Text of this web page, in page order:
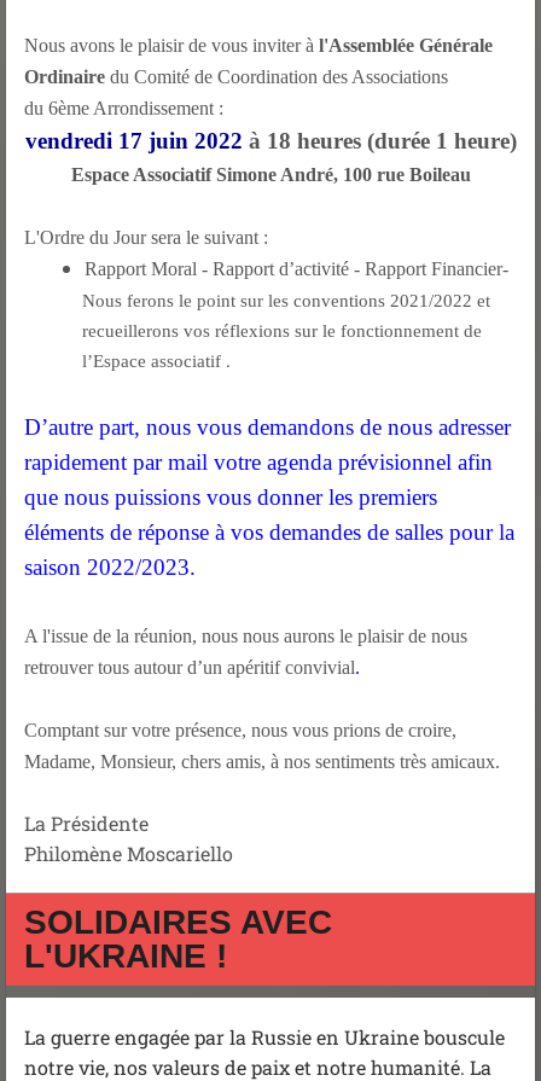
Nous avons le plaisir de vous inviter à l'Assemblée Générale
Ordinaire du Comité de Coordination des Associations
du 6ème Arrondissement :
vendredi 17 juin 2022 à 18 heures (durée 1 heure)
Espace Associatif Simone André, 100 rue Boileau
L'Ordre du Jour sera le suivant :
Rapport Moral - Rapport d’activité - Rapport Financier-
Nous ferons le point sur les conventions 2021/2022 et
recueillerons vos réflexions sur le fonctionnement de
l’Espace associatif .
D’autre part, nous vous demandons de nous adresser
rapidement par mail votre agenda prévisionnel afin
que nous puissions vous donner les premiers
éléments de réponse à vos demandes de salles pour la
saison 2022/2023.
A l'issue de la réunion, nous nous aurons le plaisir de nous
retrouver tous autour d’un apéritif convivial.
Comptant sur votre présence, nous vous prions de croire,
Madame, Monsieur, chers amis, à nos sentiments très amicaux.
La Présidente
Philomène Moscariello
SOLIDAIRES AVEC
L'UKRAINE !
La guerre engagée par la Russie en Ukraine bouscule
notre vie, nos valeurs de paix et notre humanité. La